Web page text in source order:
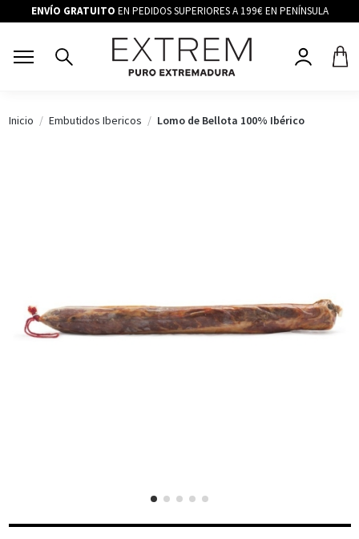
ENVÍO GRATUITO EN PEDIDOS SUPERIORES A 199€ EN PENÍNSULA
Inicio Embutidos Ibericos Lomo de Bellota 100% Ibérico